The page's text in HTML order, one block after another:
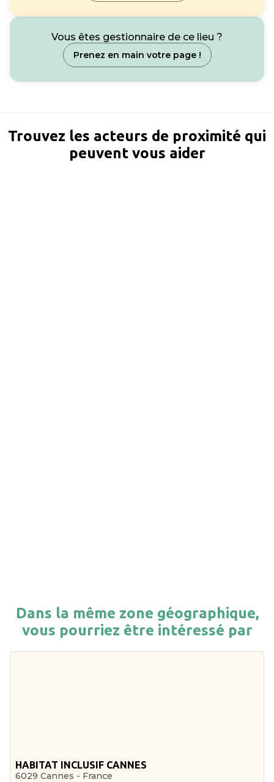
Vous êtes gestionnaire de ce lieu ?
Prenez en main votre page !
Trouvez les acteurs de proximité qui
peuvent vous aider
Dans la même zone géographique,
vous pourriez être intéressé par
HABITAT INCLUSIF CANNES
6029 Cannes - France